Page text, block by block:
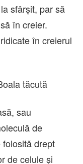
sfârșit, par să
în creier.
în creierul
tăcută
sau
de
drept
de celule și